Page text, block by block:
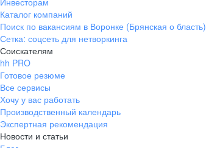
Каталог компаний
Поиск по вакансиям в Воронке (Брянская о бласть)
Сетка: соцсеть для нетворкинга
Соискателям
hh PRO
Готовое резюме
Все сервисы
Хочу у вас работать
Производственный календарь
Экспертная рекомендация
Новости и статьи